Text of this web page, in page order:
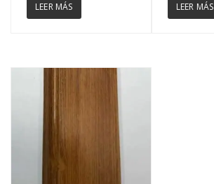
LEER MÁS LEER MÁS